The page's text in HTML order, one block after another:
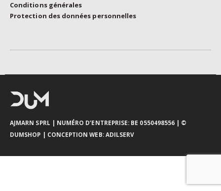
Conditions générales
Protection des données personnelles
AJMARN SPRL | NUMÉRO D’ENTREPRISE: BE 0550498556 | ©
DUMSHOP | CONCEPTION WEB: ADILSERV